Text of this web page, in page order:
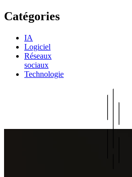
Catégories
IA
Logiciel
Réseaux
sociaux
Technologie